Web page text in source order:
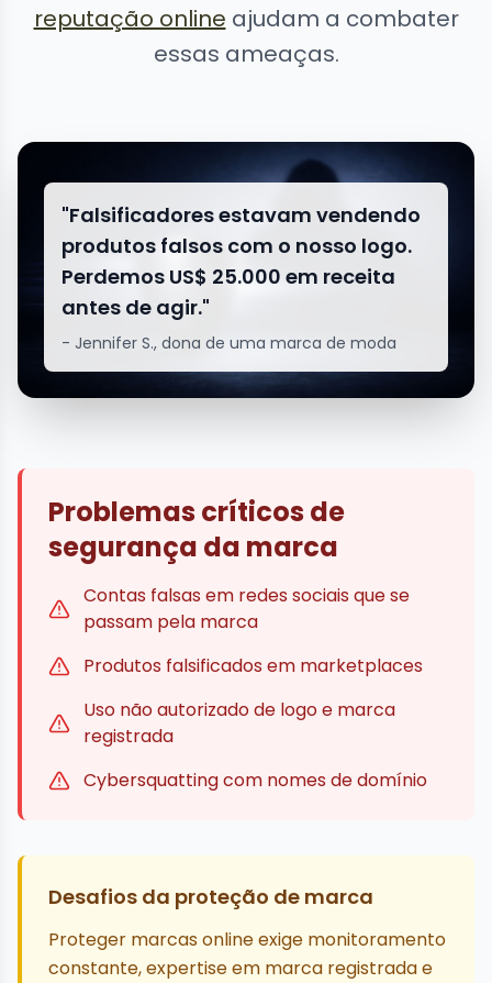
reputação online ajudam a combater
essas ameaças.
"Falsificadores estavam vendendo
produtos falsos com o nosso logo.
Perdemos US$ 25.000 em receita
antes de agir."
- Jennifer S., dona de uma marca de moda
Problemas críticos de
segurança da marca
Contas falsas em redes sociais que se
passam pela marca
Produtos falsificados em marketplaces
Uso não autorizado de logo e marca
registrada
Cybersquatting com nomes de domínio
Desafios da proteção de marca
Proteger marcas online exige monitoramento
constante, expertise em marca registrada e